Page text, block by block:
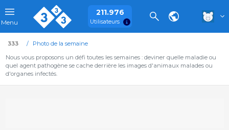
Menu
211.976
Utilisateurs
333
Photo de la semaine
Nous vous proposons un défi toutes les semaines : deviner quelle maladie ou
quel agent pathogène se cache derrière les images d'animaux malades ou
d'organes infectés.